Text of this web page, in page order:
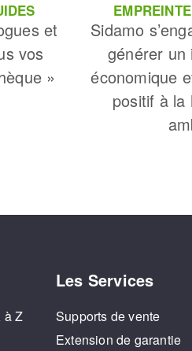
et
vos
»
Sidamo
générer un
économique
positif à la
à Z
Les Services
Supports de vente
Extension de garantie